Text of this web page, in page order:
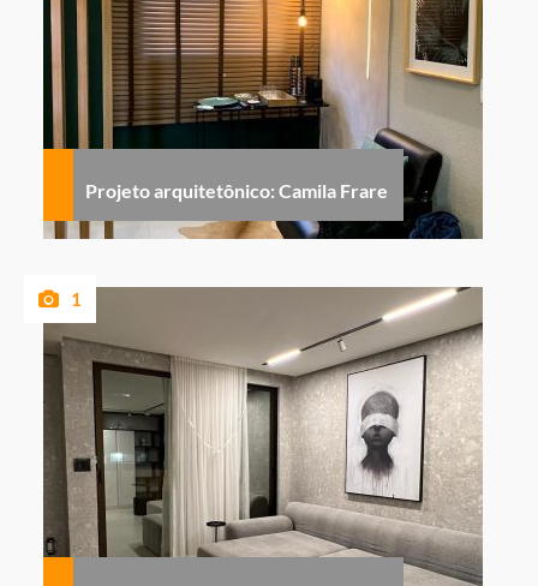
Projeto arquitetônico: Camila Frare
1